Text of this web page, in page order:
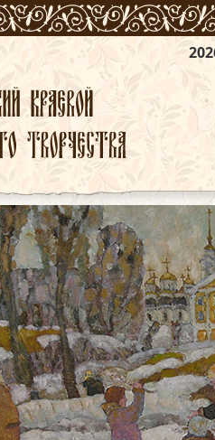
2026 год